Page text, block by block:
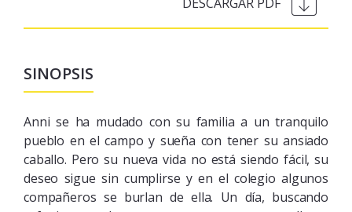
SINOPSIS
Anni se ha mudado con su familia a un tranquilo
pueblo en el campo y sueña con tener su ansiado
caballo. Pero su nueva vida no está siendo fácil, su
deseo sigue sin cumplirse y en el colegio algunos
compañeros se burlan de ella. Un día, buscando